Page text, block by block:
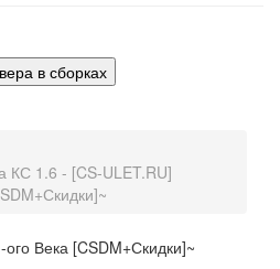
в сборках
КС 1.6 - [CS-ULET.RU]
Века [CSDM+Скидки]~